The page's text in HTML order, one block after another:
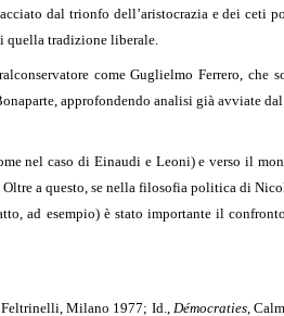
dal trionfo dell’aristocrazia e dei ceti
quella tradizione liberale.
come Guglielmo Ferrero, che
approfondendo analisi già avviate
nel caso di Einaudi e Leoni) e verso il
a questo, se nella filosofia politica di
ad esempio) è stato importante il
Milano 1977; Id., Démocraties,